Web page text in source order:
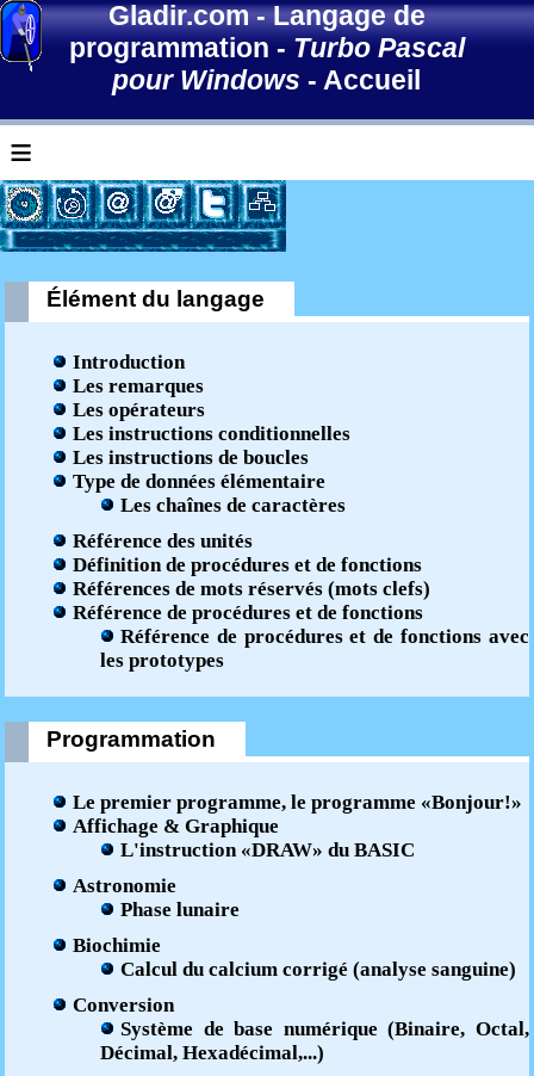
Gladir.com-Langage de
programmation - Turbo Pascal
pour Windows - Accueil
≡
Élément du langage
Introduction
Les remarques
Les opérateurs
Les instructions conditionnelles
Les instructions de boucles
Type de données élémentaire
Les chaînes de caractères
Référence des unités
Définition de procédures et de fonctions
Références de mots réservés (mots clefs)
Référence de procédures et de fonctions
Référence de procédures et de fonctions avec
les prototypes
Programmation
Le premier programme, le programme «Bonjour!»
Affichage & Graphique
L'instruction «DRAW» du BASIC
Astronomie
Phase lunaire
Biochimie
Calcul du calcium corrigé (analyse sanguine)
Conversion
Système de base numérique (Binaire, Octal,
Décimal, Hexadécimal,...)